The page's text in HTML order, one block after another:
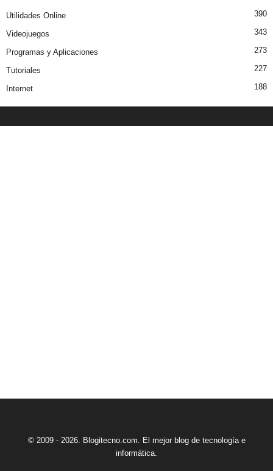
Utilidades Online 390
Videojuegos 343
Programas y Aplicaciones 273
Tutoriales 227
Internet 188
© 2009 - 2026. Blogitecno.com. El mejor blog de tecnología e
informática.